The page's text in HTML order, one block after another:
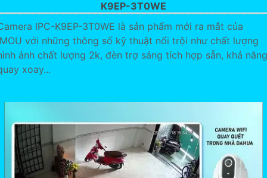
K9EP-3T0WE
IPC-K9EP-3T0WE là sản phẩm mới ra mắt của
với những thông số kỹ thuật nổi trội như chất lượng
ảnh chất lượng 2k, đèn trợ sáng tích hợp sẵn, khả năng
xoay...